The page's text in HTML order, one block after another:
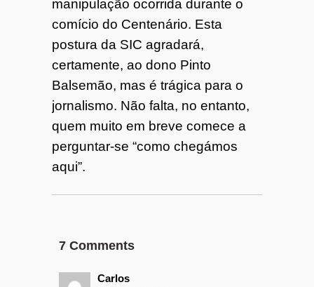
manipulação ocorrida durante o
comício do Centenário. Esta
postura da SIC agradará,
certamente, ao dono Pinto
Balsemão, mas é trágica para o
jornalismo. Não falta, no entanto,
quem muito em breve comece a
perguntar-se “como chegámos
aqui”.
7 Comments
Carlos